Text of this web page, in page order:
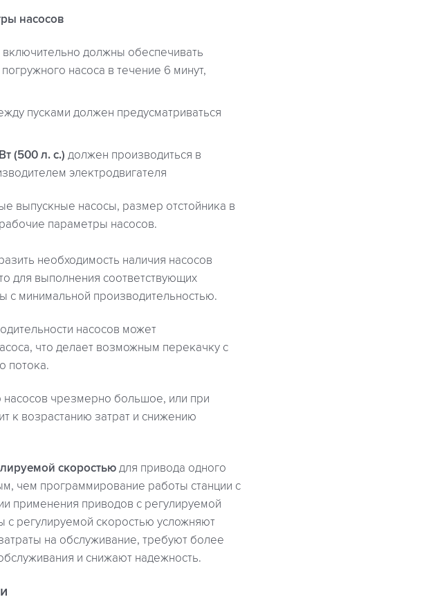
насосов
включительно должны обеспечивать
насоса в течение 6 минут,
пусками должен предусматриваться
(500 л. с.) должен производиться в
электродвигателя
выпускные насосы, размер отстойника в
параметры насосов.
необходимость наличия насосов
для выполнения соответствующих
с минимальной производительностью.
насосов может
что делает возможным перекачку с
потока.
чрезмерно большое, или при
к возрастанию затрат и снижению
скоростью для привода одного
чем программирование работы станции с
применения приводов с регулируемой
регулируемой скоростью усложняют
на обслуживание, требуют более
и снижают надежность.